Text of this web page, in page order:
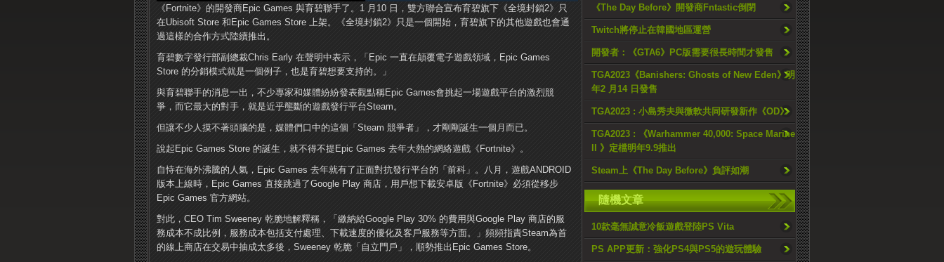
《The Day Before》開發商Fntastic倒閉
Twitch將停止在韓國地區運營
開發者：《GTA6》PC版需要很長時間才發售
TGA2023《Banishers: Ghosts of New Eden》明
年2 月14 日發售
TGA2023 : 小島秀夫與微軟共同研發新作《OD》
TGA2023 : 《Warhammer 40,000: Space Marine
II 》定檔明年9.9推出
Steam上《The Day Before》負評如潮
隨機文章
10款毫無誠意冷飯遊戲登陸PS Vita
PS APP更新：強化PS4與PS5的遊玩體驗
《Fortnite》的開發商Epic Games 與育碧聯手了。1 月10 日，雙方聯合宣布育碧旗下《全境封鎖2》只
在Ubisoft Store 和Epic Games Store 上架。《全境封鎖2》只是一個開始，育碧旗下的其他遊戲也會通
過這樣的合作方式陸續推出。
育碧數字發行部副總裁Chris Early 在聲明中表示，「Epic 一直在顛覆電子遊戲領域，Epic Games
Store 的分銷模式就是一個例子，也是育碧想要支持的。」
與育碧聯手的消息一出，不少專家和媒體紛紛發表觀點稱Epic Games會挑起一場遊戲平台的激烈競
爭，而它最大的對手，就是近乎壟斷的遊戲發行平台Steam。
但讓不少人摸不著頭腦的是，媒體們口中的這個「Steam 競爭者」，才剛剛誕生一個月而已。
說起Epic Games Store 的誕生，就不得不提Epic Games 去年大熱的網絡遊戲《Fortnite》。
自恃在海外沸騰的人氣，Epic Games 去年就有了正面對抗發行平台的「前科」。八月，遊戲ANDROID
版本上線時，Epic Games 直接跳過了Google Play 商店，用戶想下載安卓版《Fortnite》必須從移步
Epic Games 官方網站。
對此，CEO Tim Sweeney 乾脆地解釋稱，「繳納給Google Play 30% 的費用與Google Play 商店的服
務成本不成比例，服務成本包括支付處理、下載速度的優化及客戶服務等方面。」頻頻指責Steam為首
的線上商店在交易中抽成太多後，Sweeney 乾脆「自立門戶」，順勢推出Epic Games Store。